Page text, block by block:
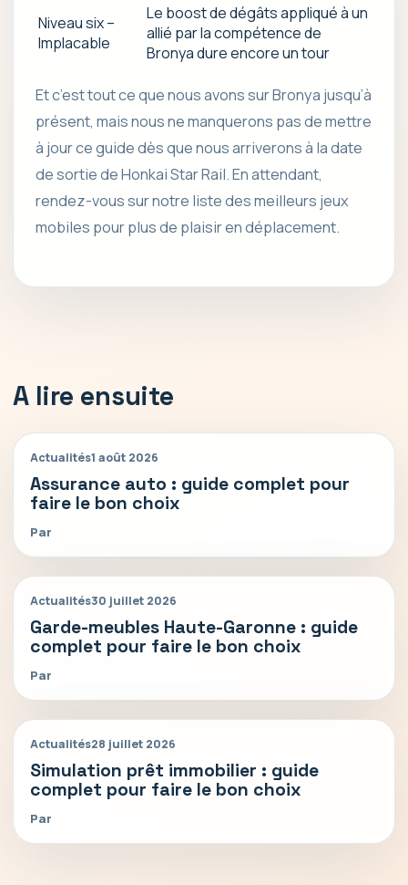
Niveau six –
Implacable
Le boost de dégâts appliqué à un
allié par la compétence de
Bronya dure encore un tour
Et c’est tout ce que nous avons sur Bronya jusqu’à
présent, mais nous ne manquerons pas de mettre
à jour ce guide dès que nous arriverons à la date
de sortie de Honkai Star Rail. En attendant,
rendez-vous sur notre liste des meilleurs jeux
mobiles pour plus de plaisir en déplacement.
A lire ensuite
Actualités1 août 2026
Assurance auto : guide complet pour
faire le bon choix
Par
Actualités30 juillet 2026
Garde-meubles Haute-Garonne : guide
complet pour faire le bon choix
Par
Actualités28 juillet 2026
Simulation prêt immobilier : guide
complet pour faire le bon choix
Par